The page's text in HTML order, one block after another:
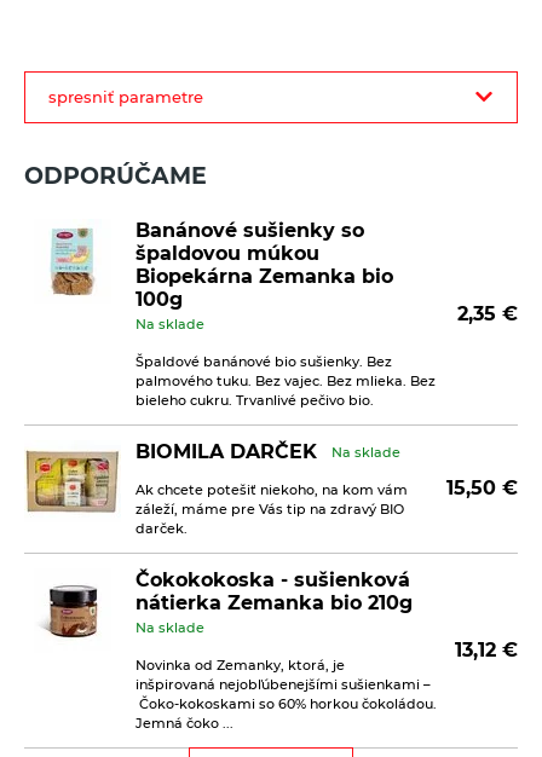
filter
produktov
spresniť parametre
ODPORÚČAME
Banánové sušienky so
špaldovou múkou
Biopekárna Zemanka bio
100g
Na sklade
Špaldové banánové bio sušienky. Bez
palmového tuku. Bez vajec. Bez mlieka. Bez
bieleho cukru. Trvanlivé pečivo bio.
2,35 €
BIOMILA DARČEK Na sklade
Ak chcete potešiť niekoho, na kom vám
záleží, máme pre Vás tip na zdravý BIO
darček.
15,50 €
Čokokokoska - sušienková
nátierka Zemanka bio 210g
Na sklade
Novinka od Zemanky, ktorá, je
inšpirovaná nejobľúbenejšími sušienkami –
Čoko-kokoskami so 60% horkou čokoládou.
Jemná čoko ...
13,12 €